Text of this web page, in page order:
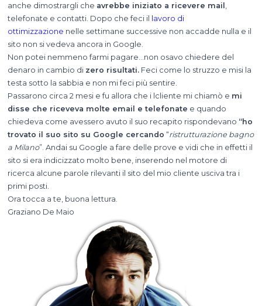
anche dimostrargli che avrebbe iniziato a ricevere mail
telefonate e contatti. Dopo che feci il lavoro di
ottimizzazione nelle settimane successive non accadde nulla e il
sito non si vedeva ancora in Google.
Non potei nemmeno farmi pagare…non osavo chiedere del
denaro in cambio di zero risultati.Feci come lo struzzo e misi la
testa sotto la sabbia e non mi feci più sentire.
Passarono circa 2 mesi e fu allora che i lcliente mi chiamò e mi
disse che riceveva molte email e telefonate e quando
chiedeva come avessero avuto il suo recapito rispondevano “ho
trovato il suo sito su Google cercando “ristrutturazione bagno
a Milano”. Andai su Google a fare delle prove e vidi che in effetti il
sito si era indicizzato molto bene, inserendo nel motore di
ricerca alcune parole rilevanti il sito del mio cliente usciva tra i
primi posti.
Ora tocca a te, buona lettura.
Graziano De Maio